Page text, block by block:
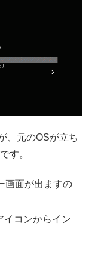
、元のOSが立ち
す。
画面が出ますの
イコンからイン